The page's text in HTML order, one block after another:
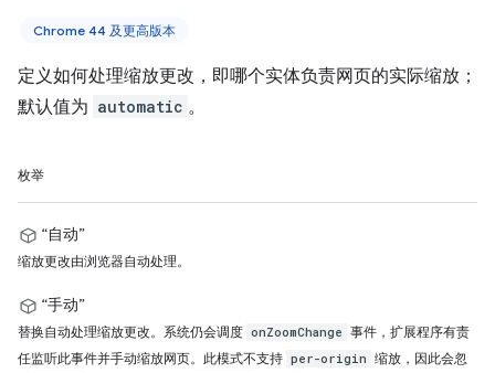
Chrome 44 及更高版本
定义如何处理缩放更改，即哪个实体负责网页的实际缩放；
默认值为 automatic 。
枚举
“自动”
缩放更改由浏览器自动处理。
“手动”
替换自动处理缩放更改。系统仍会调度 onZoomChange 事件，扩展程序有责
任监听此事件并手动缩放网页。此模式不支持 per-origin 缩放，因此会忽